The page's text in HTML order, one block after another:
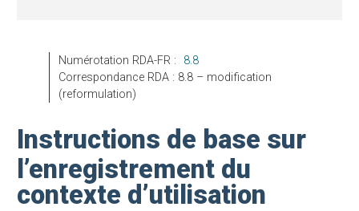
Numérotation RDA-FR : 8.8
Correspondance RDA : 8.8 – modification
(reformulation)
Instructions de base sur
l’enregistrement du
contexte d’utilisation